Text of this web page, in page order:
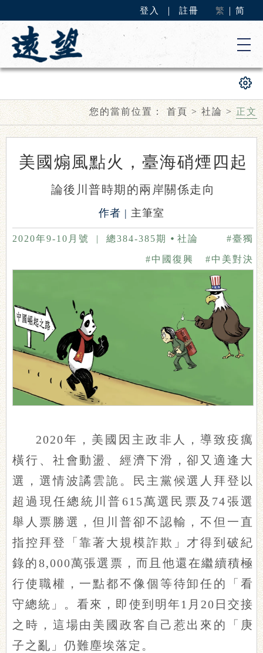
登入 註冊 繁 简
您的當前位置：首頁 >社論>正文
美國煽風點火，臺海硝煙四起
論後川普時期的兩岸關係走向
作者 | 主筆室
2020年9-10月號 | 總384-385期 社論 #臺獨
#中美對決
#中國復興
2020年，美國因主政非人，導致疫癘
橫行、社會動盪、經濟下滑，卻又適逢大
選，選情波譎雲詭。民主黨候選人拜登以
超過現任總統川普615萬選民票及74張選
舉人票勝選，但川普卻不認輸，不但一直
指控拜登「靠著大規模詐欺」才得到破紀
錄的8,000萬張選票，而且他還在繼續積極
行使職權，一點都不像個等待卸任的「看
守總統」。看來，即使到明年1月20日交接
之時，這場由美國政客自己惹出來的「庚
子之亂」仍難塵埃落定。